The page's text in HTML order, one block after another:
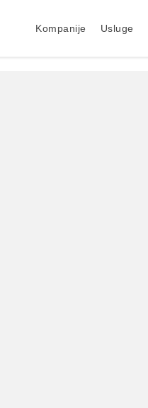
Kompanije Usluge